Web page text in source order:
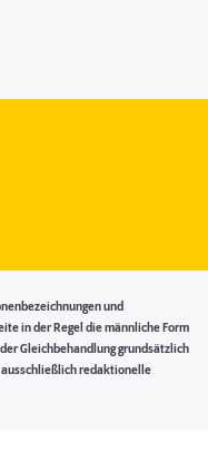
und
in der Regel die männliche Form
Gleichbehandlung grundsätzlich
redaktionelle